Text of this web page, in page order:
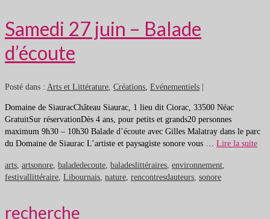
Samedi 27 juin – Balade
d’écoute
Posté dans : Arts et Littérature, Créations, Evénementiels
Domaine de SiauracChâteau Siaurac, 1 lieu dit Ciorac, 33500 Néac
GratuitSur réservationDès 4 ans, pour petits et grands20 personnes
maximum 9h30 – 10h30 Balade d’écoute avec Gilles Malatray dans le parc
du Domaine de Siaurac L’artiste et paysagiste sonore vous … Lire la suite
arts, artsonore, baladedecoute, baladeslittéraires, environnement,
festivallittéraire, Libournais, nature, rencontresdauteurs, sonore
recherche